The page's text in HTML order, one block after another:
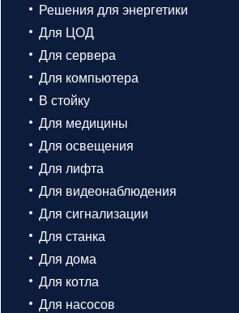
Решения для энергетики
Для ЦОД
Для сервера
Для компьютера
В стойку
Для медицины
Для освещения
Для лифта
Для видеонаблюдения
Для сигнализации
Для станка
Для дома
Для котла
Для насосов